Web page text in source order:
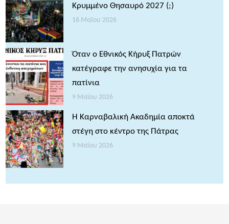
Κρυμμένο Θησαυρό 2027 (;)
16 Μαΐου 2026
Όταν ο Εθνικός Κήρυξ Πατρών
κατέγραφε την ανησυχία για τα
πατίνια
9 Μαΐου 2026
Η Καρναβαλική Ακαδημία αποκτά
στέγη στο κέντρο της Πάτρας
9 Μαΐου 2026